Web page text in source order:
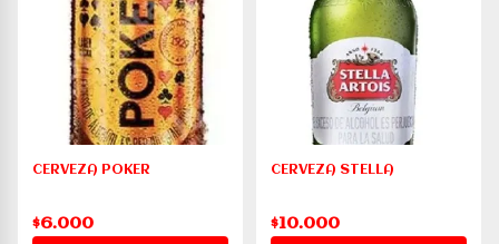
CERVEZA POKER
$6.000
CERVEZA STELLA
$10.000